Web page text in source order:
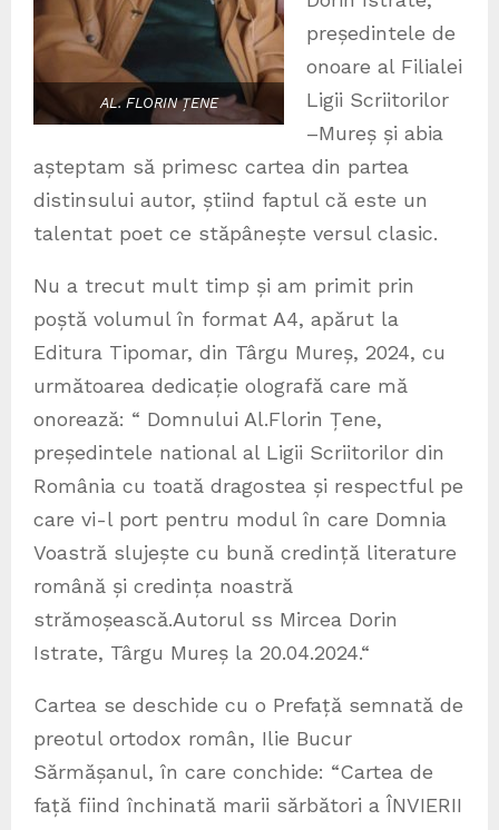
AL. FLORIN ȚENE
președintele de
onoare al Filialei
Ligii Scriitorilor
–Mureș și abia
așteptam să primesc cartea din partea
distinsului autor, știind faptul că este un
talentat poet ce stăpânește versul clasic.
Nu a trecut mult timp și am primit prin
poștă volumul în format A4, apărut la
Editura Tipomar, din Târgu Mureș, 2024, cu
următoarea dedicație olografă care mă
onorează: “ Domnului Al.Florin Țene,
președintele national al Ligii Scriitorilor din
România cu toată dragostea și respectful pe
care vi-l port pentru modul în care Domnia
Voastră slujește cu bună credință literature
română și credința noastră
strămoșească.Autorul ss Mircea Dorin
Istrate, Târgu Mureș la 20.04.2024.“
Cartea se deschide cu o Prefață semnată de
preotul ortodox român, Ilie Bucur
Sărmășanul, în care conchide: “Cartea de
față fiind închinată marii sărbători a ÎNVIERII